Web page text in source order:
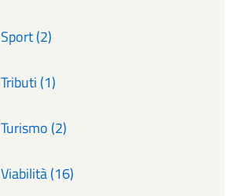
Sport (2)
Tributi (1)
Turismo (2)
Viabilità (16)